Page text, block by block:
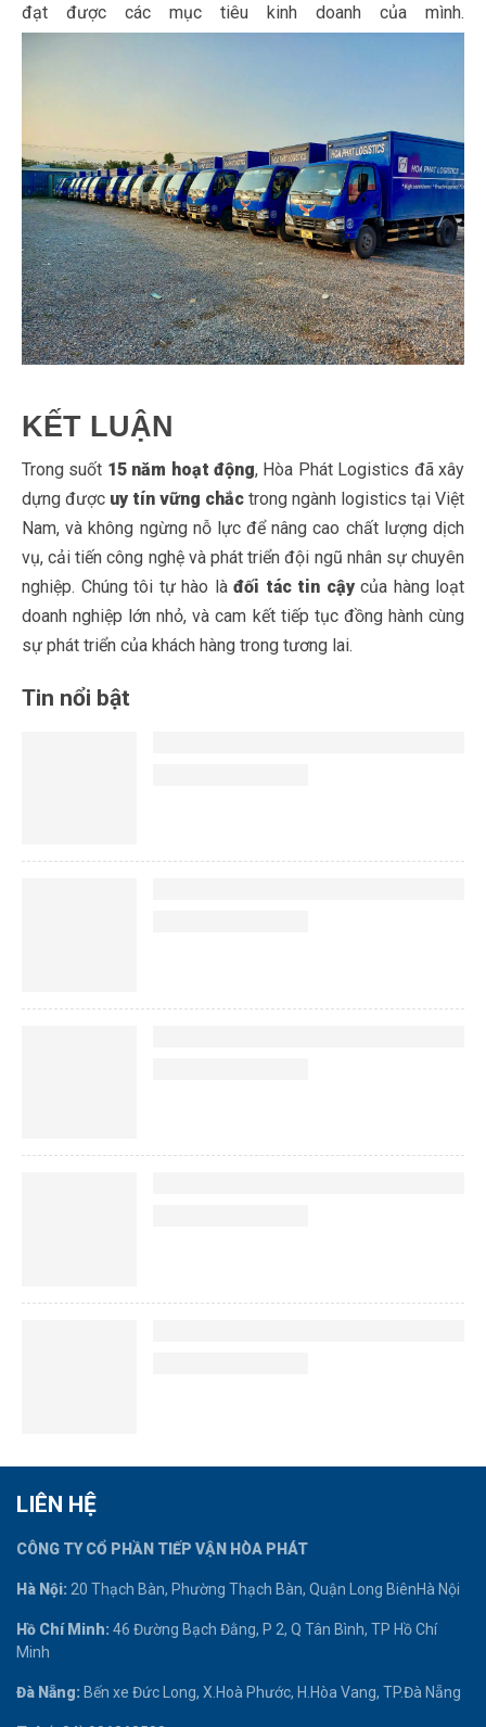
đạt được các mục tiêu kinh doanh của mình.
KẾT LUẬN
Trong suốt 15 năm hoạt động, Hòa Phát Logistics đã xây
dựng được uy tín vững chắc trong ngành logistics tại Việt
Nam, và không ngừng nỗ lực để nâng cao chất lượng dịch
vụ, cải tiến công nghệ và phát triển đội ngũ nhân sự chuyên
nghiệp. Chúng tôi tự hào là đối tác tin cậycủa hàng loạt
doanh nghiệp lớn nhỏ, và cam kết tiếp tục đồng hành cùng
sự phát triển của khách hàng trong tương lai.
Tin nổi bật
LIÊN HỆ
CÔNG TY CỔ PHẦN TIẾP VẬN HÒA PHÁT
Hà Nội: 20 Thạch Bàn, Phường Thạch Bàn, Quận Long BiênHà Nội
Hồ Chí Minh: 46 Đường Bạch Đằng, P 2, Q Tân Bình, TP Hồ Chí
Minh
Đà Nẵng: Bến xe Đức Long, X.Hoà Phước, H.Hòa Vang, TP.Đà Nẵng